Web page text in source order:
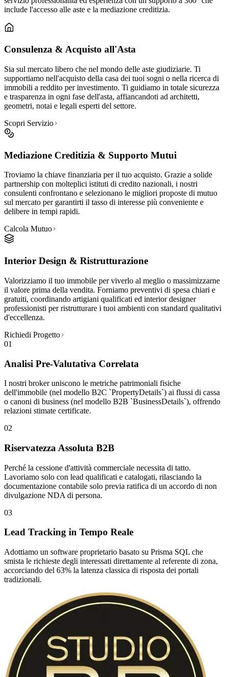
include l'accesso alle aste e la mediazione creditizia.
Consulenza & Acquisto all'Asta
Sia sul mercato libero che nel mondo delle aste giudiziarie. Ti
supportiamo nell'acquisto della casa dei tuoi sogni o nella ricerca di
immobili a reddito per investimento. Ti guidiamo in totale sicurezza
e trasparenza in ogni fase dell'asta, affiancandoti ad architetti,
geometri, notai e legali esperti del settore.
Scopri Servizio
Mediazione Creditizia & Supporto Mutui
Troviamo la chiave finanziaria per il tuo acquisto. Grazie a solide
partnership con molteplici istituti di credito nazionali, i nostri
consulenti confrontano e selezionano le migliori proposte di mutuo
sul mercato per garantirti il tasso di interesse più conveniente e
delibere in tempi rapidi.
Calcola Mutuo
Interior Design & Ristrutturazione
Valorizziamo il tuo immobile per viverlo al meglio o massimizzarne
il valore prima della vendita. Forniamo preventivi di spesa chiari e
gratuiti, coordinando artigiani qualificati ed interior designer
professionisti per ristrutturare i tuoi ambienti con standard qualitativi
d'eccellenza.
Richiedi Progetto
01
Analisi Pre-Valutativa Correlata
I nostri broker uniscono le metriche patrimoniali fisiche
dell'immobile (nel modello B2C `PropertyDetails`) ai flussi di cassa
o canoni di business (nel modello B2B `BusinessDetails`), offrendo
relazioni stimate certificate.
02
Riservatezza Assoluta B2B
Perché la cessione d'attività commerciale necessita di tatto.
Lavoriamo solo con lead qualificati e catalogati, rilasciando la
documentazione contabile solo previa ratifica di un accordo di non
divulgazione NDA di persona.
03
Lead Tracking in Tempo Reale
Adottiamo un software proprietario basato su Prisma SQL che
smista le richieste degli interessati direttamente al referente di zona,
accorciando del 63% la latenza classica di risposta dei portali
tradizionali.